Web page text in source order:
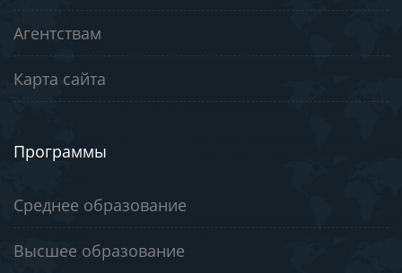
Агентствам
Карта сайта
Программы
Среднее образование
Высшее образование